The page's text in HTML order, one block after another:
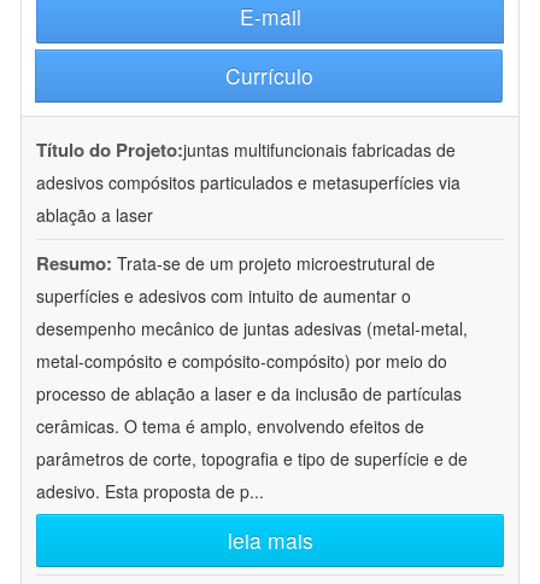
E-mail
Currículo
Título do Projeto:juntas multifuncionais fabricadas de
adesivos compósitos particulados e metasuperfícies via
ablação a laser
Resumo: Trata-se de um projeto microestrutural de
superfícies e adesivos com intuito de aumentar o
desempenho mecânico de juntas adesivas (metal-metal,
metal-compósito e compósito-compósito) por meio do
processo de ablação a laser e da inclusão de partículas
cerâmicas. O tema é amplo, envolvendo efeitos de
parâmetros de corte, topografia e tipo de superfície e de
adesivo. Esta proposta de p...
leia mais